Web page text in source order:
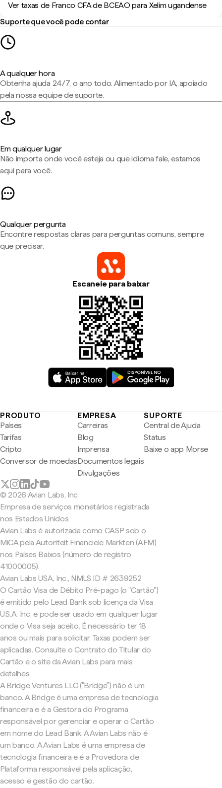
Ver taxas de Franco CFA de BCEAO para Xelim ugandense
Suporte que você pode contar
A qualquer hora
Obtenha ajuda 24/7, o ano todo. Alimentado por IA, apoiado
pela nossa equipe de suporte.
Em qualquer lugar
Não importa onde você esteja ou que idioma fale, estamos
aqui para você.
Qualquer pergunta
Encontre respostas claras para perguntas comuns, sempre
que precisar.
Escaneie para baixar
PRODUTO
Países
Tarifas
Cripto
Conversor de moedas
EMPRESA
Carreiras
Blog
Imprensa
Documentos legais
Divulgações
SUPORTE
Central de Ajuda
Status
Baixe o app Morse
© 2026 Avian Labs, Inc
Empresa de serviços monetários registrada
nos Estados Unidos
Avian Labs é autorizada como CASP sob o
MiCA pela Autoriteit Financiële Markten (AFM)
nos Países Baixos (número de registro
41000005).
Avian Labs USA, Inc., NMLS ID # 2639252
O Cartão Visa de Débito Pré-pago (o "Cartão")
é emitido pelo Lead Bank sob licença da Visa
U.S.A. Inc. e pode ser usado em qualquer lugar
onde o Visa seja aceito. É necessário ter 18
anos ou mais para solicitar. Taxas podem ser
aplicadas. Consulte o Contrato do Titular do
Cartão e o site da Avian Labs para mais
detalhes.
A Bridge Ventures LLC ("Bridge") não é um
banco. A Bridge é uma empresa de tecnologia
financeira e é a Gestora do Programa
responsável por gerenciar e operar o Cartão
em nome do Lead Bank. A Avian Labs não é
um banco. A Avian Labs é uma empresa de
tecnologia financeira e é a Provedora de
Plataforma responsável pela aplicação,
acesso e gestão do cartão.